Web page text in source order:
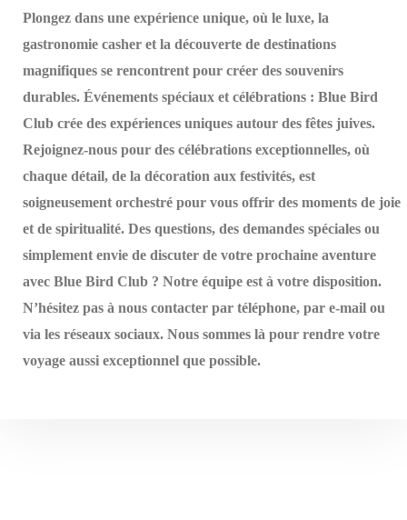
Plongez dans une expérience unique, où le luxe, la
gastronomie casher et la découverte de destinations
magnifiques se rencontrent pour créer des souvenirs
durables. Événements spéciaux et célébrations : Blue Bird
Club crée des expériences uniques autour des fêtes juives.
Rejoignez-nous pour des célébrations exceptionnelles, où
chaque détail, de la décoration aux festivités, est
soigneusement orchestré pour vous offrir des moments de joie
et de spiritualité. Des questions, des demandes spéciales ou
simplement envie de discuter de votre prochaine aventure
avec Blue Bird Club ? Notre équipe est à votre disposition.
N’hésitez pas à nous contacter par téléphone, par e-mail ou
via les réseaux sociaux. Nous sommes là pour rendre votre
voyage aussi exceptionnel que possible.